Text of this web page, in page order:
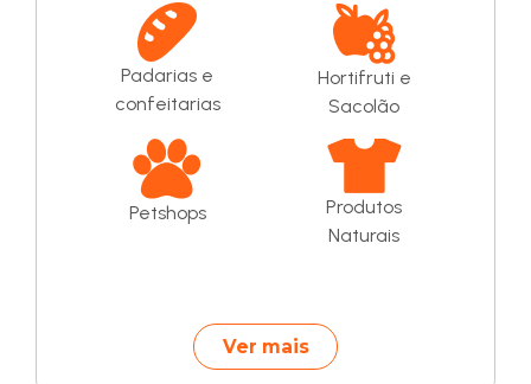
Padarias e
confeitarias
Hortifruti e
Sacolão
Petshops
Produtos
Naturais
Ver mais